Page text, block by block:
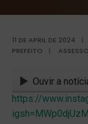
11 DE APRIL DE 2024 |
PREFEITO
|
Ouvir a
https://